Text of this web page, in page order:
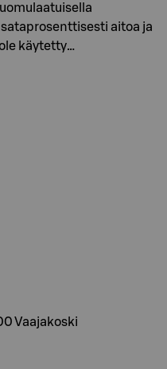
aitoa ja
käytetty…
Vaajakoski